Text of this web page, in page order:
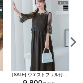
[SALE] ウエストフリル付き総レース七分袖シフォンワンピースパーティードレス(Sサイズ～3Lサイズ)